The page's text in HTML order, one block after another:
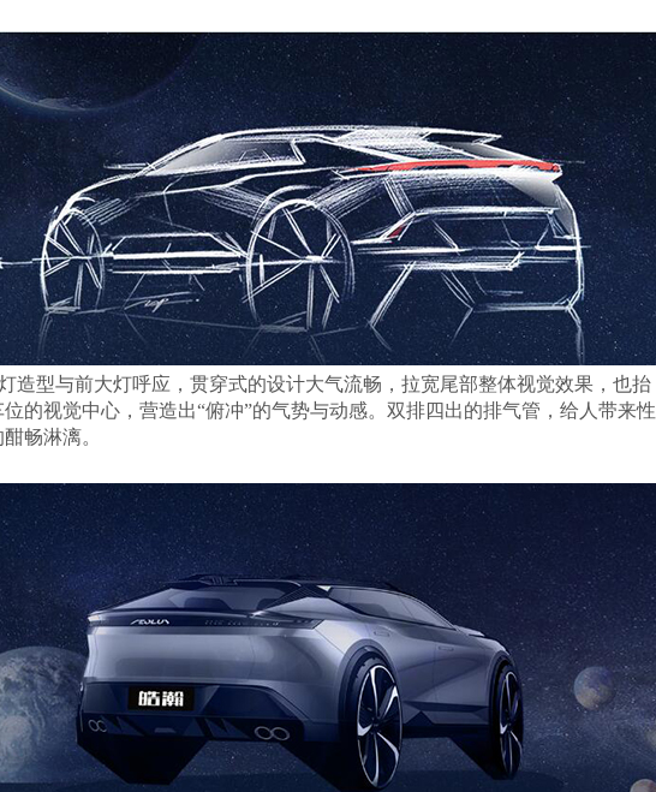
造型与前大灯呼应，贯穿式的设计大气流畅，拉宽尾部整体视觉效果，也抬
位的视觉中心，营造出“俯冲”的气势与动感。双排四出的排气管，给人带来性
畅淋漓。